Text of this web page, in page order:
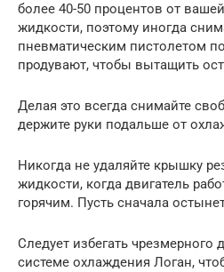
более 40-50 процентов от
жидкости, поэтому иногда
пневматическим пистолетом
продувают, чтобы вытащить
Делая это всегда снимайте
держите руки подальше от
Никогда не удаляйте крышку
жидкости, когда двигатель
горячим. Пусть сначала
Следует избегать чрезмерного
системе охлаждения Логан,